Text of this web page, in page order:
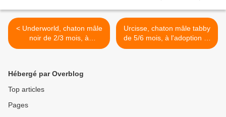
< Underworld, chaton mâle
noir de 2/3 mois, à
l'adoption -> adopté
Urcisse, chaton mâle tabby
de 5/6 mois, à l'adoption ->
adopté >
Hébergé par Overblog
Top articles
Pages